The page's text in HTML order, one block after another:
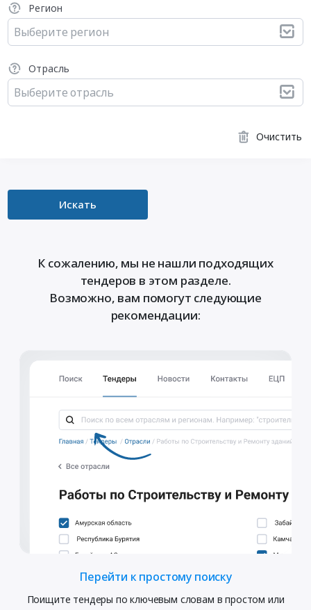
Регион
Выберите регион
Отрасль
Выберите отрасль
Очистить
Искать
К сожалению, мы не нашли подходящих
тендеров в этом разделе.
Возможно, вам помогут следующие
рекомендации:
Перейти к простому поиску
Поищите тендеры по ключевым словам в простом или